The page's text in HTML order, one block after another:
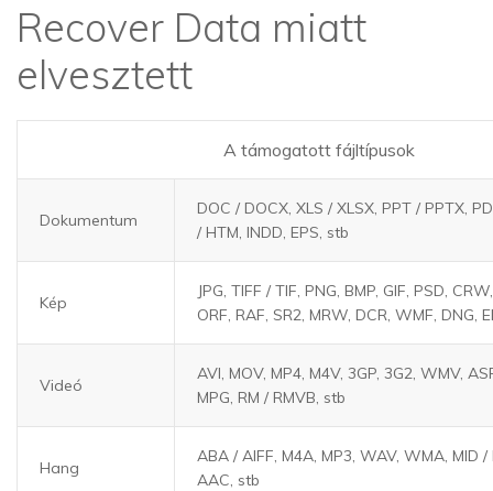
Recover Data miatt
elvesztett
A támogatott fájltípusok
Dokumentum
DOC / DOCX, XLS / XLSX, PPT / PPTX,
/ HTM, INDD, EPS, stb
Kép
JPG, TIFF / TIF, PNG, BMP, GIF, PSD,
ORF, RAF, SR2, MRW, DCR, WMF, DNG,
Videó
AVI, MOV, MP4, M4V, 3GP, 3G2, WMV,
MPG, RM / RMVB, stb
Hang
ABA / AIFF, M4A, MP3, WAV, WMA, MID /
AAC, stb